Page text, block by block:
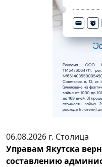
06.08.2026 г. Столица
Управам Якутска
составлению